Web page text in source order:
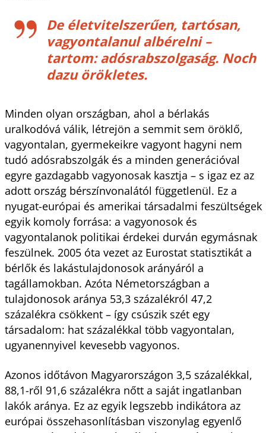
De életvitelszerűen, tartósan,
vagyontalanul albérelni –
tartom: adósrabszolgaság. Noch
dazu örökletes.
Minden olyan országban, ahol a bérlakás
uralkodóvá válik, létrejön a semmit sem öröklő,
vagyontalan, gyermekeikre vagyont hagyni nem
tudó adósrabszolgák és a minden generációval
egyre gazdagabb vagyonosak kasztja – s igaz ez az
adott ország bérszínvonalától függetlenül. Ez a
nyugat-európai és amerikai társadalmi feszültségek
egyik komoly forrása: a vagyonosok és
vagyontalanok politikai érdekei durván egymásnak
feszülnek. 2005 óta vezet az Eurostat statisztikát a
bérlők és lakástulajdonosok arányáról a
tagállamokban. Azóta Németországban a
tulajdonosok aránya 53,3 százalékról 47,2
százalékra csökkent – így csúszik szét egy
társadalom: hat százalékkal több vagyontalan,
ugyanennyivel kevesebb vagyonos.
Azonos időtávon Magyarországon 3,5 százalékkal,
88,1-ről 91,6 százalékra nőtt a saját ingatlanban
lakók aránya. Ez az egyik legszebb indikátora az
európai összehasonlításban viszonylag egyenlő